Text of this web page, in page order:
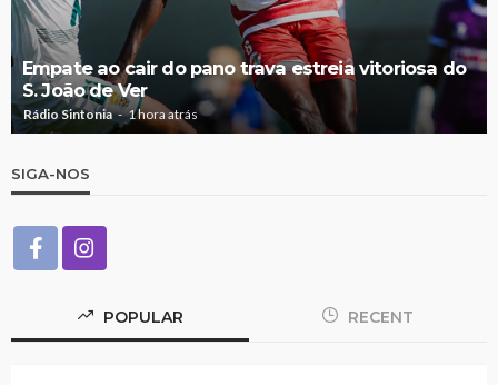
Empate ao cair do pano trava estreia vitoriosa do
S. João de Ver
Rádio Sintonia 1 hora atrás
SIGA-NOS
POPULAR RECENT